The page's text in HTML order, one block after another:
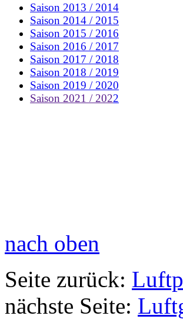
Saison 2013 / 2014
Saison 2014 / 2015
Saison 2015 / 2016
Saison 2016 / 2017
Saison 2017 / 2018
Saison 2018 / 2019
Saison 2019 / 2020
Saison 2021 / 2022
nach oben
Seite zurück:
nächste Seite: